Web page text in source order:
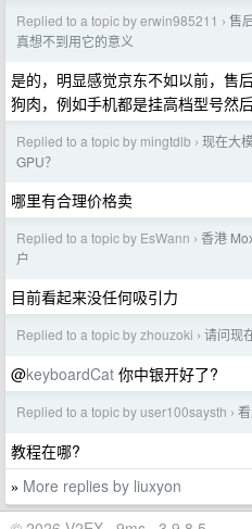
Replied to a topic by erwin985211 › 售
真想不到用它的意义
是的，明显感觉京东不如以前，售
狗肉，例如手机都是挂高档型号然
Replied to a topic by mingtdlb › 现在大
GPU？
哪里有合理价格卖
Replied to a topic by EsWann › 香港
户
目前看起来没任何吸引力
Replied to a topic by zhouzoki › 请问现
@keyboardCat 你中银开好了?
Replied to a topic by user100saysth ›
教程在哪?
» More replies by liuxyon